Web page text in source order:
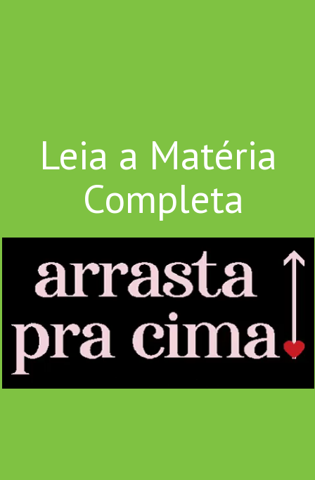
Leia a Matéria
Completa